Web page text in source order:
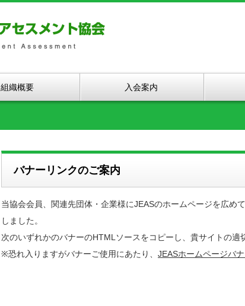
組織概要 入会案内
バナーリンクのご案内
当協会会員、関連先団体・企業様にJEASのホームページを広め
しました。
次のいずれかのバナーのHTMLソースをコピーし、貴サイトの適
※恐れ入りますがバナーご使用にあたり、 JEASホームページバ